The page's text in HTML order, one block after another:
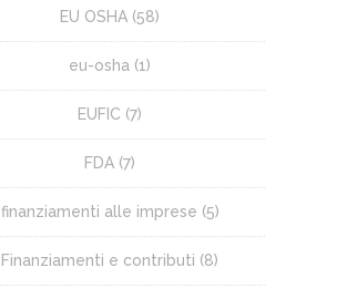
EU OSHA (58)
eu-osha (1)
EUFIC (7)
FDA (7)
finanziamenti alle imprese (5)
Finanziamenti e contributi (8)